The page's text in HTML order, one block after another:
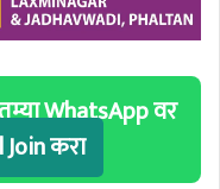
WhatsApp वर
करा